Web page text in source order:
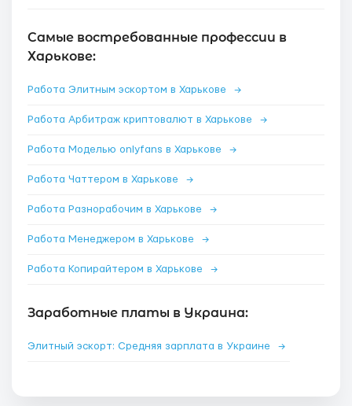
Самые востребованные профессии в
Харькове:
Работа Элитным эскортом в Харькове →
Работа Арбитраж криптовалют в Харькове →
Работа Моделью onlyfans в Харькове →
Работа Чаттером в Харькове →
Работа Разнорабочим в Харькове →
Работа Менеджером в Харькове →
Работа Копирайтером в Харькове →
Заработные платы в Украина:
Элитный эскорт: Средняя зарплата в Украине →